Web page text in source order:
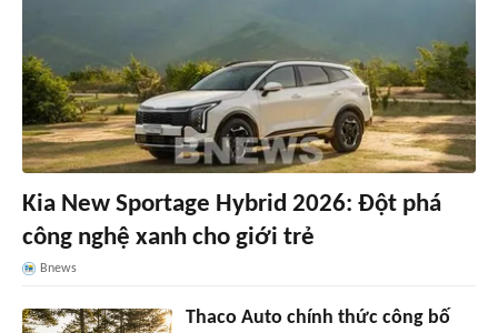
Kia New Sportage Hybrid 2026: Đột phá
công nghệ xanh cho giới trẻ
Bnews
Thaco Auto chính thức công bố